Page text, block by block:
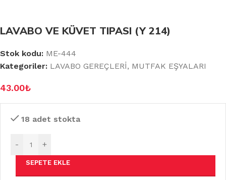
LAVABO VE KÜVET TIPASI (Y 214)
Stok kodu: ME-444
Kategoriler: LAVABO GEREÇLERİ, MUTFAK EŞYALARI
43.00₺
18 adet stokta
- +
SEPETE EKLE